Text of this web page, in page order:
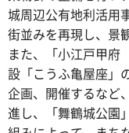
城周辺公有地利活用
街並みを再現し、景
また、「小江戸甲
設「こうふ亀屋座」
企画、開催するなど
進し、「舞鶴城公園